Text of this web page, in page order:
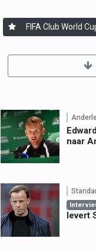
FIFA Club World
naar
levert